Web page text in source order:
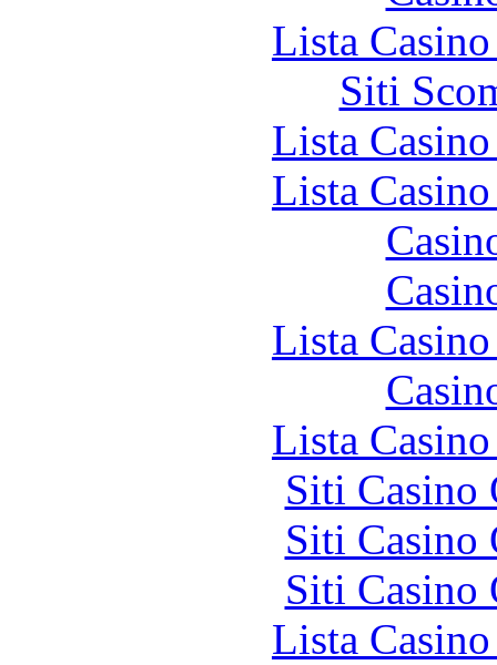
Lista
Siti
Lista
Lista
Lista
Lista
Siti Casino
Siti Casino
Siti Casino
Lista